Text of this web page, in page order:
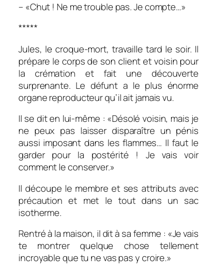
– «Chut ! Ne me trouble pas. Je compte…»
*****
Jules, le croque-mort, travaille tard le soir. Il
prépare le corps de son client et voisin pour
la crémation et fait une découverte
surprenante. Le défunt a le plus énorme
organe reproducteur qu’il ait jamais vu.
Il se dit en lui-même : «Désolé voisin, mais je
ne peux pas laisser disparaître un pénis
aussi imposant dans les flammes… Il faut le
garder pour la postérité ! Je vais voir
comment le conserver.»
Il découpe le membre et ses attributs avec
précaution et met le tout dans un sac
isotherme.
Rentré à la maison, il dit à sa femme : «Je vais
te montrer quelque chose tellement
incroyable que tu ne vas pas y croire.»